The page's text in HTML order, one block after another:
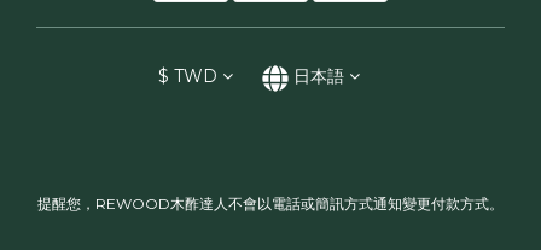
$ TWD 日本語
提醒您，REWOOD木酢達人不會以電話或簡訊方式通知變更付款方式。